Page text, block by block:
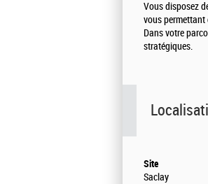
Vous disposez
vous permettant
Dans votre
stratégiques.
Site
Saclay